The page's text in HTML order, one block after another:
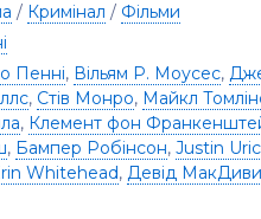
/ Кримінал / Фільми
Пенні, Вільям Р. Моусес,
, Стів Монро, Майкл
, Клемент фон
, Бампер Робінсон, Justin
Whitehead, Девід